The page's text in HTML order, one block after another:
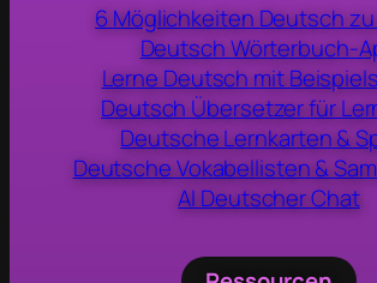
6 Möglichkeiten Deutsch
Deutsch Wörterbuch-
Lerne Deutsch mit
Deutsch Übersetzer für
Deutsche Lernkarten &
Deutsche Vokabellisten &
AI Deutscher Chat